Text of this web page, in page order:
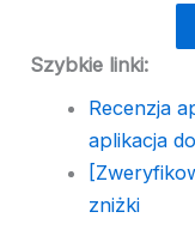
Szybkie linki:
Recenzja
aplikacja
zniżki